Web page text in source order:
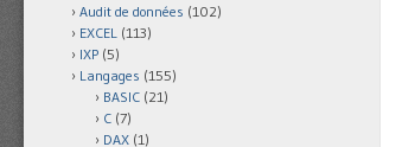
Audit de données (102)
EXCEL (113)
IXP (5)
Langages (155)
BASIC (21)
C (7)
DAX (1)